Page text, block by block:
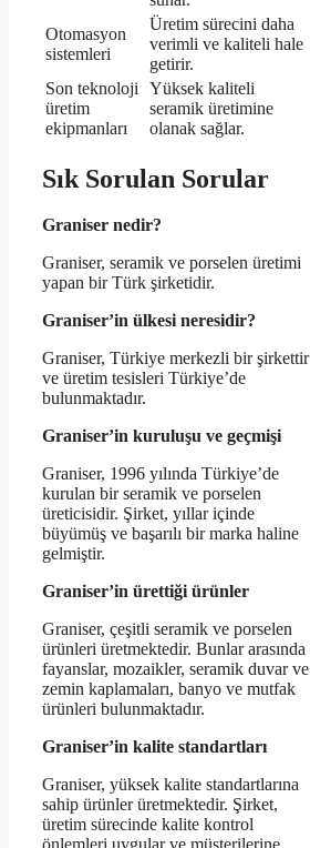
Otomasyon
sistemleri
Üretim sürecini daha
verimli ve kaliteli hale
getirir.
Son teknoloji
üretim
ekipmanları
Yüksek kaliteli
seramik üretimine
olanak sağlar.
Sık Sorulan Sorular
Graniser nedir?
Graniser, seramik ve porselen üretimi
yapan bir Türk şirketidir.
Graniser’in ülkesi neresidir?
Graniser, Türkiye merkezli bir şirkettir
ve üretim tesisleri Türkiye’de
bulunmaktadır.
Graniser’in kuruluşu ve geçmişi
Graniser, 1996 yılında Türkiye’de
kurulan bir seramik ve porselen
üreticisidir. Şirket, yıllar içinde
büyümüş ve başarılı bir marka haline
gelmiştir.
Graniser’in ürettiği ürünler
Graniser, çeşitli seramik ve porselen
ürünleri üretmektedir. Bunlar arasında
fayanslar, mozaikler, seramik duvar ve
zemin kaplamaları, banyo ve mutfak
ürünleri bulunmaktadır.
Graniser’in kalite standartları
Graniser, yüksek kalite standartlarına
sahip ürünler üretmektedir. Şirket,
üretim sürecinde kalite kontrol